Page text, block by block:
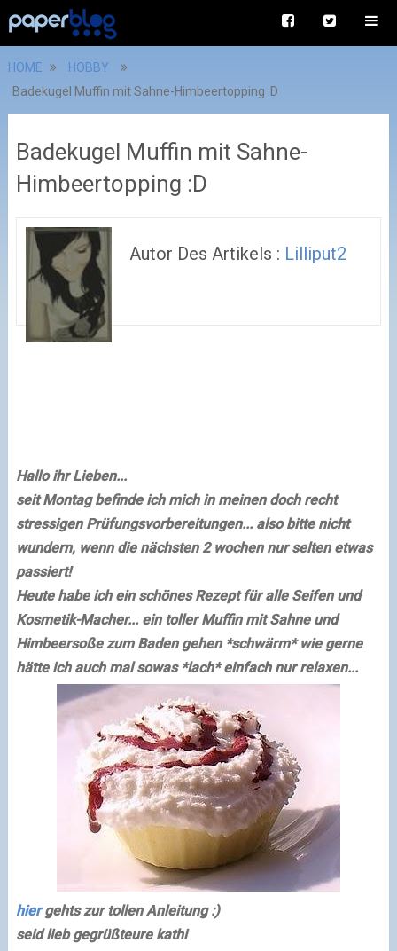
HOME
HOBBY
Badekugel Muffin mit Sahne-Himbeertopping :D
Badekugel Muffin mit Sahne-
Himbeertopping :D
Autor Des Artikels : Lilliput2
Hallo ihr Lieben...
seit Montag befinde ich mich in meinen doch recht
stressigen Prüfungsvorbereitungen... also bitte nicht
wundern, wenn die nächsten 2 wochen nur selten etwas
passiert!
Heute habe ich ein schönes Rezept für alle Seifen und
Kosmetik-Macher... ein tollerMuffinmit Sahne und
Himbeersoße zum Baden gehen *schwärm* wie gerne
hätte ich auch mal sowas *lach* einfach nur relaxen...
hiergehts zur tollen Anleitung :)
seid lieb gegrüßteure kathi